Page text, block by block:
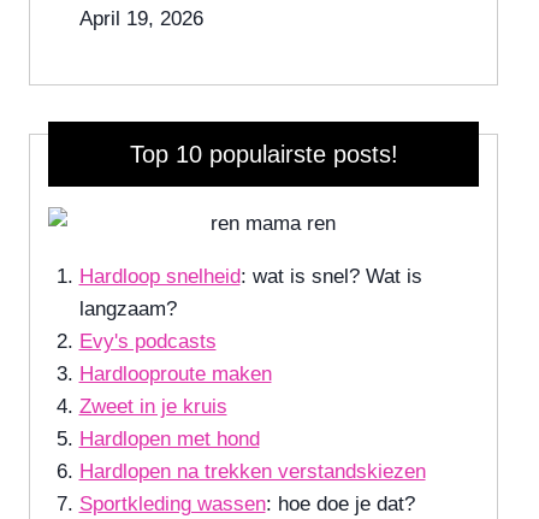
April 19, 2026
Top 10 populairste posts!
Hardloop snelheid: wat is snel? Wat is
langzaam?
Evy's podcasts
Hardlooproute maken
Zweet in je kruis
Hardlopen met hond
Hardlopen na trekken verstandskiezen
Sportkleding wassen: hoe doe je dat?